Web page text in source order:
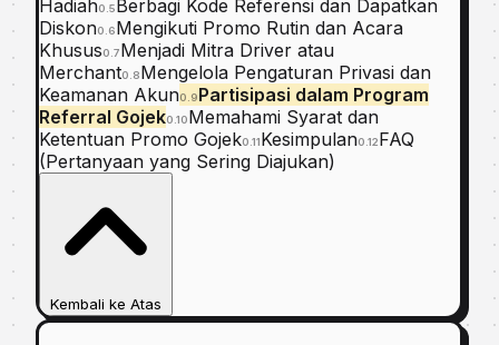
Hadiah0.5 Berbagi Kode Referensi dan Dapatkan
Diskon0.6Mengikuti Promo Rutin dan Acara
Khusus0.7Menjadi Mitra Driver atau
Merchant0.8Mengelola Pengaturan Privasi dan
Keamanan Akun0.9Partisipasi dalam Program
Referral Gojek0.10Memahami Syarat dan
Ketentuan Promo Gojek0.11Kesimpulan0.12FAQ
(Pertanyaan yang Sering Diajukan)
Kembali ke Atas